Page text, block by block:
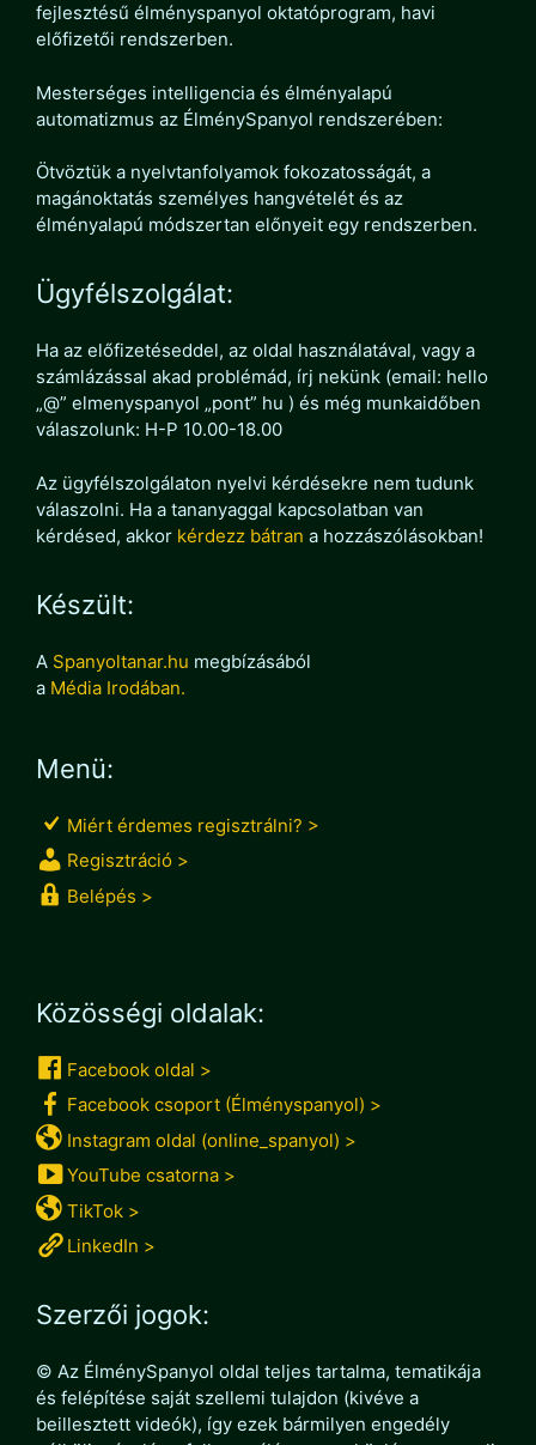
fejlesztésű élményspanyol oktatóprogram, havi
előfizetői rendszerben.
Mesterséges intelligencia és élményalapú
automatizmus az ÉlménySpanyol rendszerében:
Ötvöztük a nyelvtanfolyamok fokozatosságát, a
magánoktatás személyes hangvételét és az
élményalapú módszertan előnyeit egy rendszerben.
Ügyfélszolgálat:
Ha az előfizetéseddel, az oldal használatával, vagy a
számlázással akad problémád, írj nekünk (email: hello
„@” elmenyspanyol „pont” hu ) és még munkaidőben
válaszolunk: H-P 10.00-18.00
Az ügyfélszolgálaton nyelvi kérdésekre nem tudunk
válaszolni. Ha a tananyaggal kapcsolatban van
kérdésed, akkor kérdezz bátran a hozzászólásokban!
Készült:
A Spanyoltanar.hu megbízásából
a Média Irodában.
Menü:
Miért érdemes regisztrálni? >
Regisztráció >
Belépés >
Közösségi oldalak:
Facebook oldal >
Facebook csoport (Élményspanyol) >
Instagram oldal (online_spanyol) >
YouTube csatorna >
TikTok >
LinkedIn >
Szerzői jogok:
© Az ÉlménySpanyol oldal teljes tartalma, tematikája
és felépítése saját szellemi tulajdon (kivéve a
beillesztett videók), így ezek bármilyen engedély